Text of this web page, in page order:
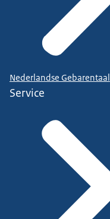
Nederlandse Gebarentaal
Service